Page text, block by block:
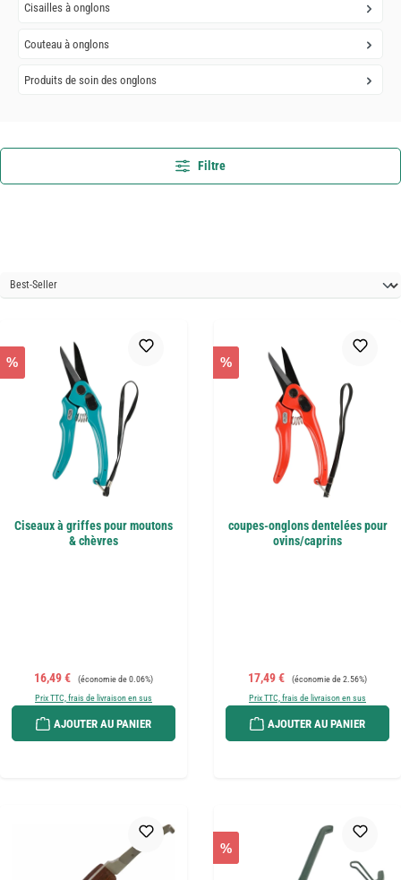
Cisailles à onglons
Couteau à onglons
Produits de soin des onglons
Filtre
%
Ciseaux à griffes pour moutons
& chèvres
Prix de vente :
16,49 € Prix régulier :
(économie de 0.06%)
Prix TTC, frais de livraison en sus
AJOUTER AU PANIER
%
coupes-onglons dentelées pour
ovins/caprins
Prix de vente :
17,49 € Prix régulier :
(économie de 2.56%)
Prix TTC, frais de livraison en sus
AJOUTER AU PANIER
%